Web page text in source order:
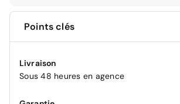
Points clés
Livraison
Sous 48 heures en agence